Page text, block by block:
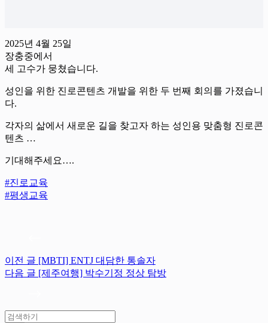
2025년 4월 25일
장충중에서
세 고수가 뭉쳤습니다.
성인을 위한 진로콘텐츠 개발을 위한 두 번째 회의를 가졌습니
다.
각자의 삶에서 새로운 길을 찾고자 하는 성인용 맞춤형 진로콘
텐츠 …
기대해주세요….
#진로교육
#평생교육
이전 글 [MBTI] ENTJ 대담한 통솔자
다음 글 [제주여행] 박수기정 정상 탐방